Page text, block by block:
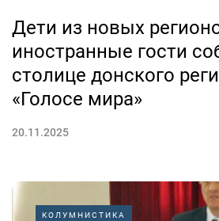
Дети из новых
иностранные гости
столице донского
«Голосе мира»
20.11.2025
КОЛУМНИСТИКА